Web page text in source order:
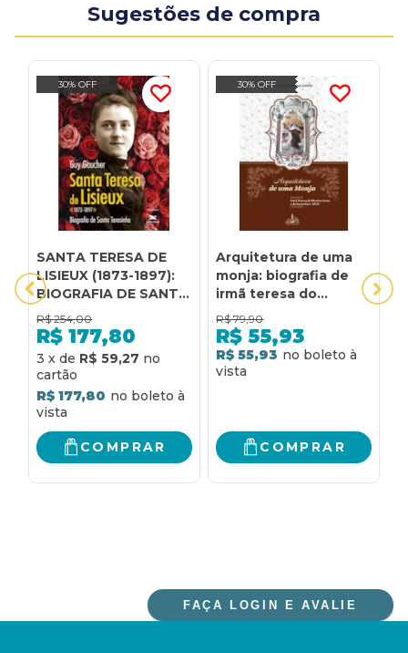
Sugestões de compra
30% OFF
SANTA TERESA DE
LISIEUX (1873-1897):
BIOGRAFIA DE SANTA
TERESINHA
R$ 254,00
R$ 177,80
3 x de R$ 59,27
R$ 177,80
COMPRAR
30% OFF
Arquitetura de uma
monja: biografia de
irmã teresa do
menino jesus e da
santa face, ocd (1923-
2009)
R$ 79,90
R$ 55,93
R$ 55,93
COMPRAR
FAÇA LOGIN E AVALIE